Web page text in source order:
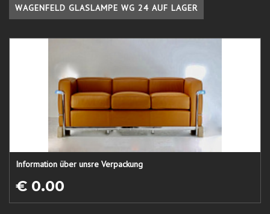
WAGENFELD GLASLAMPE WG 24 AUF LAGER
Information über unsre Verpackung
€ 0.00